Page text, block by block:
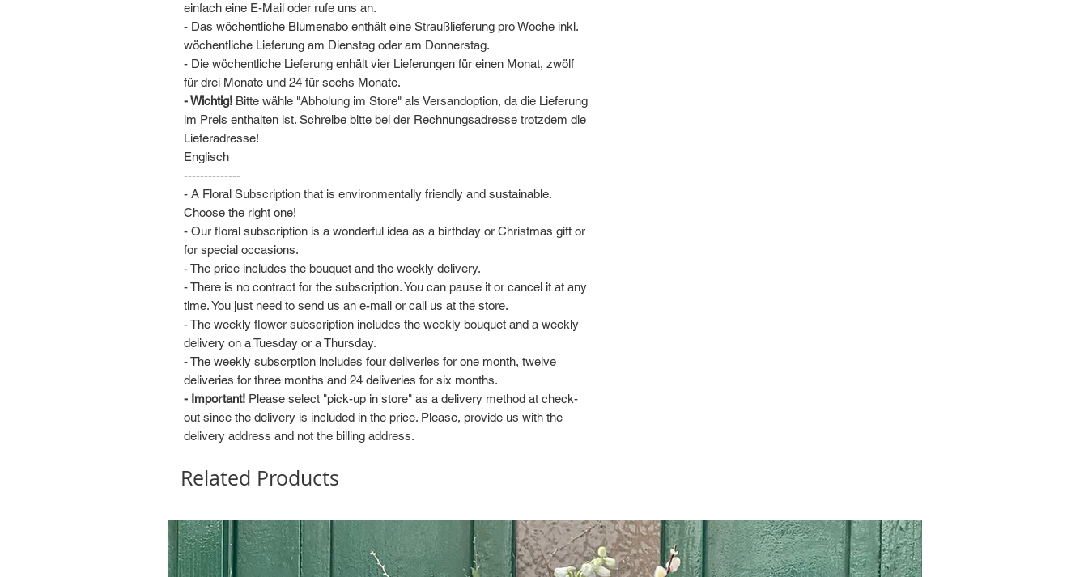
einfach eine E-Mail oder rufe uns an.
- Das wöchentliche Blumenabo enthält eine Straußlieferung pro Woche inkl.
wöchentliche Lieferung am Dienstag oder am Donnerstag.
- Die wöchentliche Lieferung enhält vier Lieferungen für einen Monat, zwölf
für drei Monate und 24 für sechs Monate.
- Wichtig! Bitte wähle "Abholung im Store" als Versandoption, da die Lieferung
im Preis enthalten ist. Schreibe bitte bei der Rechnungsadresse trotzdem die
Lieferadresse!
Englisch
--------------
- A Floral Subscription that is environmentally friendly and sustainable.
Choose the right one!
- Our floral subscription is a wonderful idea as a birthday or Christmas gift or
for special occasions.
- The price includes the bouquet and the weekly delivery.
- There is no contract for the subscription. You can pause it or cancel it at any
time. You just need to send us an e-mail or call us at the store.
- The weekly flower subscription includes the weekly bouquet and a weekly
delivery on a Tuesday or a Thursday.
- The weekly subscrption includes four deliveries for one month, twelve
deliveries for three months and 24 deliveries for six months.
- Important! Please select "pick-up in store" as a delivery method at check-
out since the delivery is included in the price. Please, provide us with the
delivery address and not the billing address.
Related Products